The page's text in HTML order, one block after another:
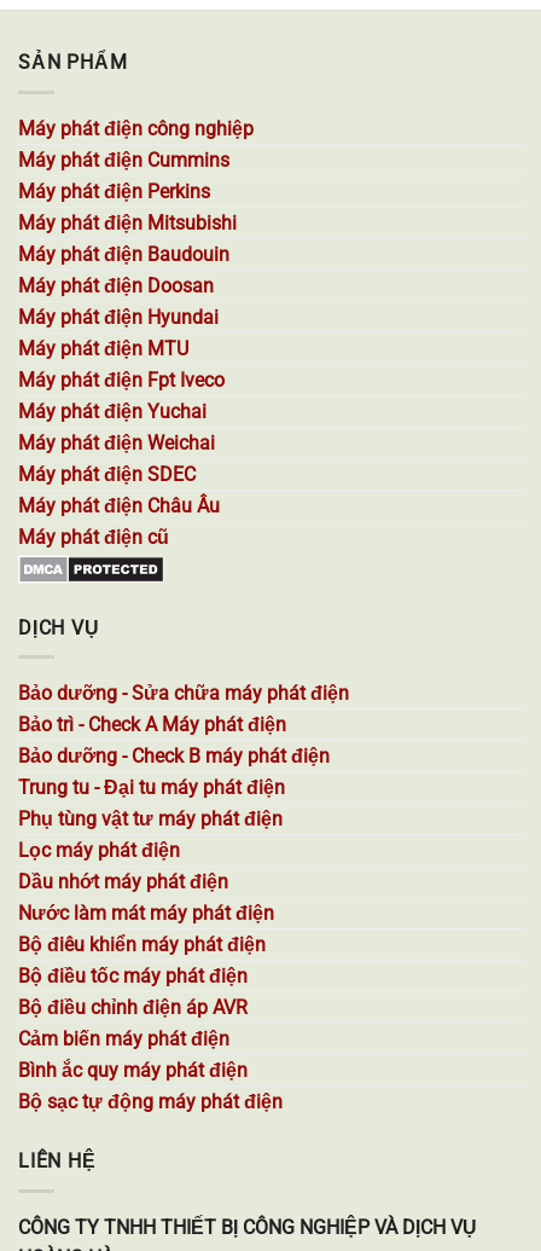
SẢN PHẨM
Máy phát điện công nghiệp
Máy phát điện Cummins
Máy phát điện Perkins
Máy phát điện Mitsubishi
Máy phát điện Baudouin
Máy phát điện Doosan
Máy phát điện Hyundai
Máy phát điện MTU
Máy phát điện Fpt Iveco
Máy phát điện Yuchai
Máy phát điện Weichai
Máy phát điện SDEC
Máy phát điện Châu Âu
Máy phát điện cũ
DỊCH VỤ
Bảo dưỡng - Sửa chữa máy phát điện
Bảo trì - Check A Máy phát điện
Bảo dưỡng - Check B máy phát điện
Trung tu - Đại tu máy phát điện
Phụ tùng vật tư máy phát điện
Lọc máy phát điện
Dầu nhớt máy phát điện
Nước làm mát máy phát điện
Bộ điêu khiển máy phát điện
Bộ điều tốc máy phát điện
Bộ điều chỉnh điện áp AVR
Cảm biến máy phát điện
Bình ắc quy máy phát điện
Bộ sạc tự động máy phát điện
LIÊN HỆ
CÔNG TY TNHH THIẾT BỊ CÔNG NGHIỆP VÀ DỊCH VỤ